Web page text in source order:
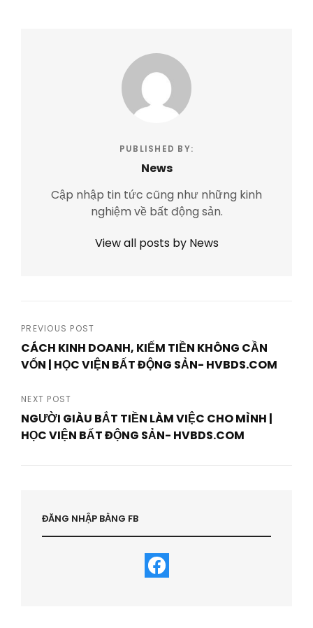
PUBLISHED BY:
News
Cập nhập tin tức cũng như những kinh
nghiệm về bất động sản.
View all posts by News
Post
navigation
PREVIOUS POST
CÁCH KINH DOANH, KIẾM TIỀN KHÔNG CẦN
VỐN | HỌC VIỆN BẤT ĐỘNG SẢN- HVBDS.COM
Post
NEXT POST
NGƯỜI GIÀU BẮT TIỀN LÀM VIỆC CHO MÌNH |
HỌC VIỆN BẤT ĐỘNG SẢN- HVBDS.COM
ĐĂNG NHẬP BẰNG FB